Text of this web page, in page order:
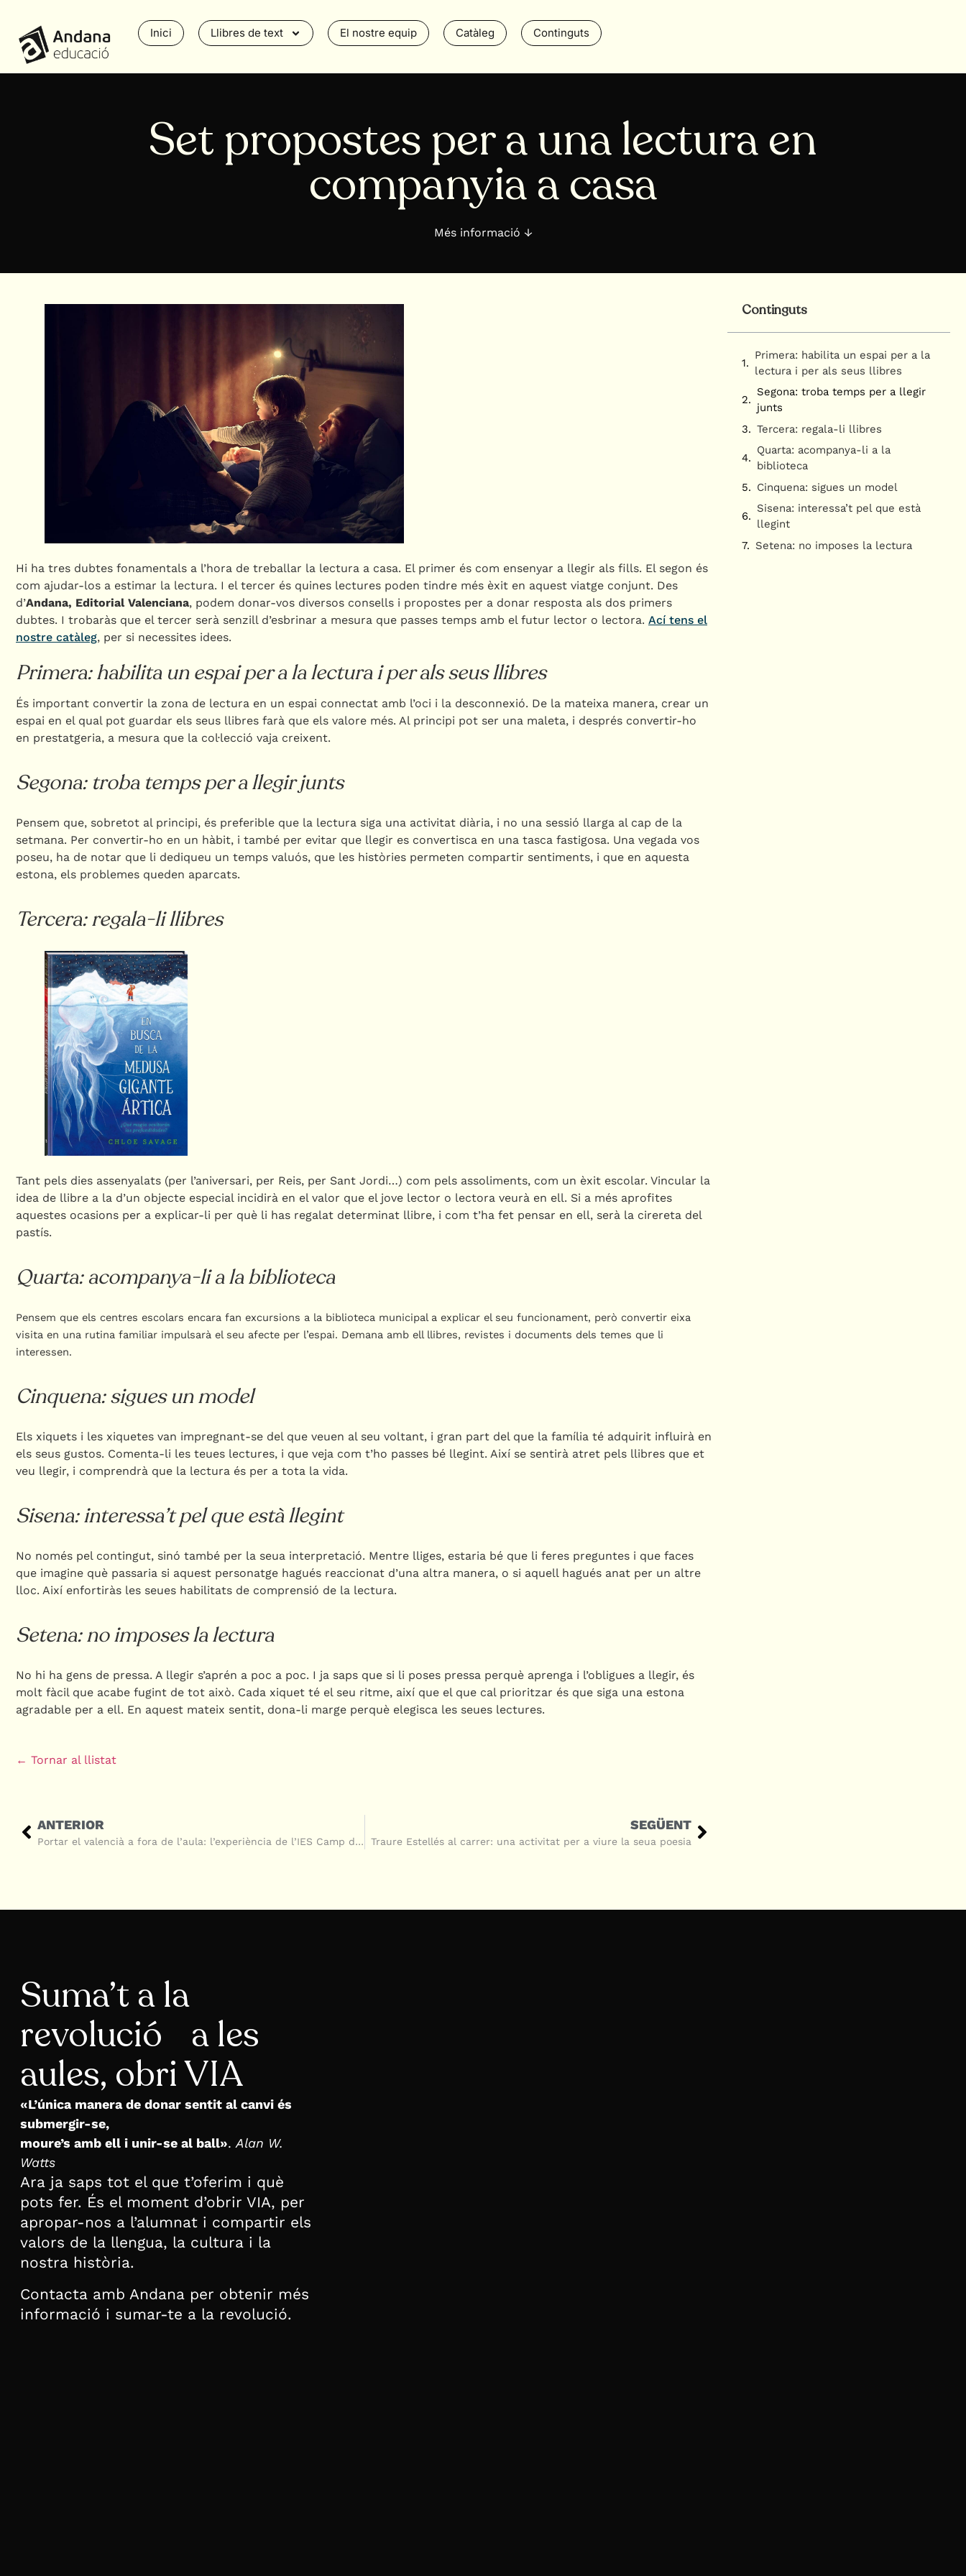
Inici Llibres de text El nostre equip Catàleg Continguts
Set propostes per a una lectura en
companyia a casa
Més informació ↓
Continguts
Primera: habilita un espai per a la
lectura i per als seus llibres
Segona: troba temps per a llegir
junts
Tercera: regala-li llibres
Quarta: acompanya-li a la
biblioteca
Cinquena: sigues un model
Sisena: interessa’t pel que està
llegint
Setena: no imposes la lectura
Hi ha tres dubtes fonamentals a l’hora de treballar la lectura a casa. El primer és com ensenyar a llegir als fills. El segon és
com ajudar-los a estimar la lectura. I el tercer és quines lectures poden tindre més èxit en aquest viatge conjunt. Des
d’Andana, Editorial Valenciana, podem donar-vos diversos consells i propostes per a donar resposta als dos primers
dubtes. I trobaràs que el tercer serà senzill d’esbrinar a mesura que passes temps amb el futur lector o lectora. Ací tens el
nostre catàleg, per si necessites idees.
Primera: habilita un espai per a la lectura i per als seus llibres
És important convertir la zona de lectura en un espai connectat amb l’oci i la desconnexió. De la mateixa manera, crear un
espai en el qual pot guardar els seus llibres farà que els valore més. Al principi pot ser una maleta, i després convertir-ho
en prestatgeria, a mesura que la col·lecció vaja creixent.
Segona: troba temps per a llegir junts
Pensem que, sobretot al principi, és preferible que la lectura siga una activitat diària, i no una sessió llarga al cap de la
setmana. Per convertir-ho en un hàbit, i també per evitar que llegir es convertisca en una tasca fastigosa. Una vegada vos
poseu, ha de notar que li dediqueu un temps valuós, que les històries permeten compartir sentiments, i que en aquesta
estona, els problemes queden aparcats.
Tercera: regala-li llibres
Tant pels dies assenyalats (per l’aniversari, per Reis, per Sant Jordi…) com pels assoliments, com un èxit escolar. Vincular la
idea de llibre a la d’un objecte especial incidirà en el valor que el jove lector o lectora veurà en ell. Si a més aprofites
aquestes ocasions per a explicar-li per què li has regalat determinat llibre, i com t’ha fet pensar en ell, serà la cirereta del
pastís.
Quarta: acompanya-li a la biblioteca
Pensem que els centres escolars encara fan excursions a la biblioteca municipal a explicar el seu funcionament, però convertir eixa
visita en una rutina familiar impulsarà el seu afecte per l’espai. Demana amb ell llibres, revistes i documents dels temes que li
interessen.
Cinquena: sigues un model
Els xiquets i les xiquetes van impregnant-se del que veuen al seu voltant, i gran part del que la família té adquirit influirà en
els seus gustos. Comenta-li les teues lectures, i que veja com t’ho passes bé llegint. Així se sentirà atret pels llibres que et
veu llegir, i comprendrà que la lectura és per a tota la vida.
Sisena: interessa’t pel que està llegint
No només pel contingut, sinó també per la seua interpretació. Mentre lliges, estaria bé que li feres preguntes i que faces
que imagine què passaria si aquest personatge hagués reaccionat d’una altra manera, o si aquell hagués anat per un altre
lloc. Així enfortiràs les seues habilitats de comprensió de la lectura.
Setena: no imposes la lectura
No hi ha gens de pressa. A llegir s’aprén a poc a poc. I ja saps que si li poses pressa perquè aprenga i l’obligues a llegir, és
molt fàcil que acabe fugint de tot això. Cada xiquet té el seu ritme, així que el que cal prioritzar és que siga una estona
agradable per a ell. En aquest mateix sentit, dona-li marge perquè elegisca les seues lectures.
← Tornar al llistat
ANTERIOR
Portar el valencià a fora de l’aula: l’experiència de l’IES Camp de Morvedre
SEGÜENT
Traure Estellés al carrer: una activitat per a viure la seua poesia
Suma’t a la
revolució a les
aules, obri VIA
«L’única manera de donar sentit al canvi és
submergir-se,
moure’s amb ell i unir-se al ball». Alan W.
Watts
Ara ja saps tot el que t’oferim i què
pots fer. És el moment d’obrir VIA, per
apropar-nos a l’alumnat i compartir els
valors de la llengua, la cultura i la
nostra història.
Contacta amb Andana per obtenir més
informació i sumar-te a la revolució.